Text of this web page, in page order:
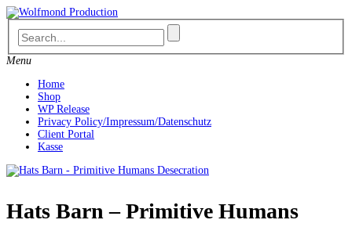
Skip
to
content
Menu
Home
Shop
WP Release
Privacy Policy/Impressum/Datenschutz
Client Portal
Kasse
Hats Barn – Primitive Humans